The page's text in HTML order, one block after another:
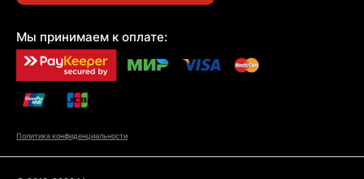
Мы принимаем к оплате:
Политика конфиденциальности